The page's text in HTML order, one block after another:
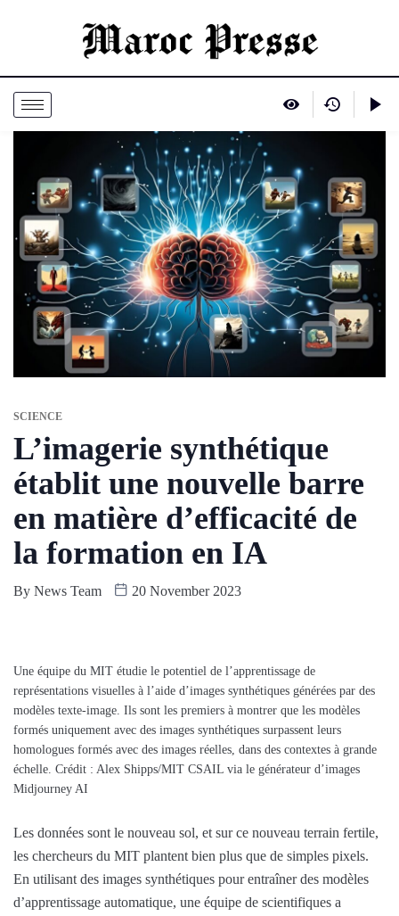
SCIENCE
L’imagerie synthétique
établit une nouvelle barre
en matière d’efficacité de
la formation en IA
By News Team 20 November 2023
Une équipe du MIT étudie le potentiel de l’apprentissage de
représentations visuelles à l’aide d’images synthétiques générées par des
modèles texte-image. Ils sont les premiers à montrer que les modèles
formés uniquement avec des images synthétiques surpassent leurs
homologues formés avec des images réelles, dans des contextes à grande
échelle. Crédit : Alex Shipps/MIT CSAIL via le générateur d’images
Midjourney AI
Les données sont le nouveau sol, et sur ce nouveau terrain fertile,
les chercheurs du MIT plantent bien plus que de simples pixels.
En utilisant des images synthétiques pour entraîner des modèles
d’apprentissage automatique, une équipe de scientifiques a